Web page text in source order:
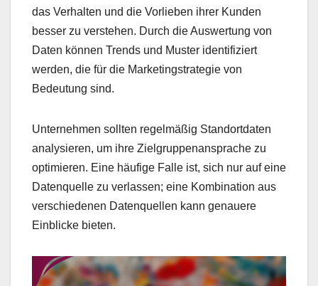
das Verhalten und die Vorlieben ihrer Kunden
besser zu verstehen. Durch die Auswertung von
Daten können Trends und Muster identifiziert
werden, die für die Marketingstrategie von
Bedeutung sind.
Unternehmen sollten regelmäßig Standortdaten
analysieren, um ihre Zielgruppenansprache zu
optimieren. Eine häufige Falle ist, sich nur auf eine
Datenquelle zu verlassen; eine Kombination aus
verschiedenen Datenquellen kann genauere
Einblicke bieten.